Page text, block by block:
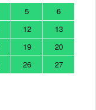
5
6
12
13
19
20
26
27